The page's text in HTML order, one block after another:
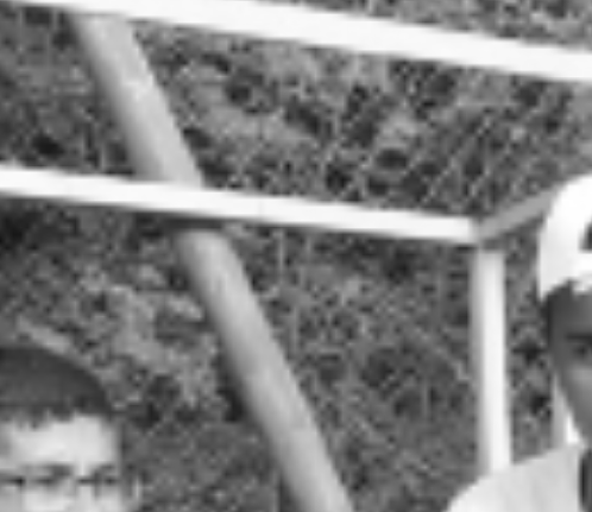
RECHERCHER ...